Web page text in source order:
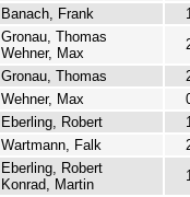
Banach, Frank
Gronau, Thomas
Wehner, Max
Gronau, Thomas
Wehner, Max
Eberling, Robert
Wartmann, Falk
Eberling, Robert
Konrad, Martin